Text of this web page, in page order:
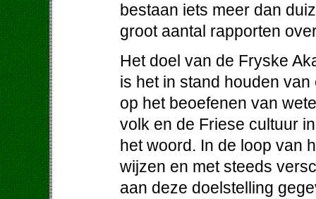
bestaan iets meer dan
groot aantal rapporten
Het doel van de Fryske
is het in stand houden
op het beoefenen van
volk en de Friese cultuur
het woord. In de loop van
wijzen en met steeds
aan deze doelstelling